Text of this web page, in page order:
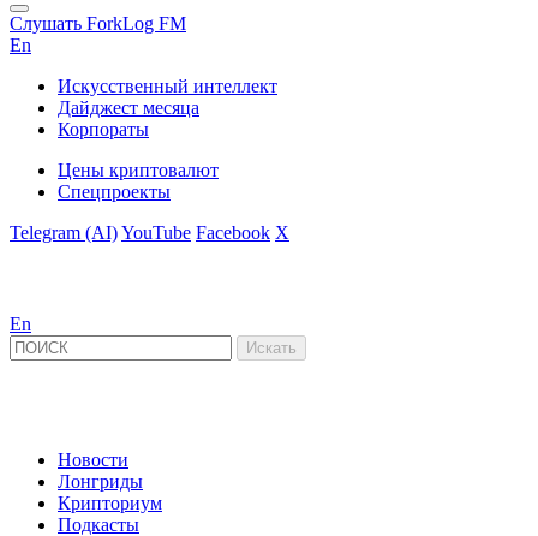
Слушать ForkLog FM
En
Искусственный интеллект
Дайджест месяца
Корпораты
Цены криптовалют
Спецпроекты
Telegram (AI)YouTube Facebook X
En
Новости
Лонгриды
Крипториум
Подкасты